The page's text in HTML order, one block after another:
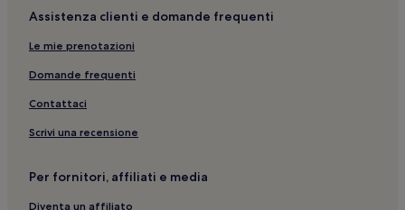
Spiaggia di Santo Tomas: Aparthotel
Labirinto naturale di Líthica: hotel nelle vicinanze
Assistenza clienti e domande frequenti
Le mie prenotazioni
Domande frequenti
Contattaci
Scrivi una recensione
Per fornitori, affiliati e media
Diventa un affiliato